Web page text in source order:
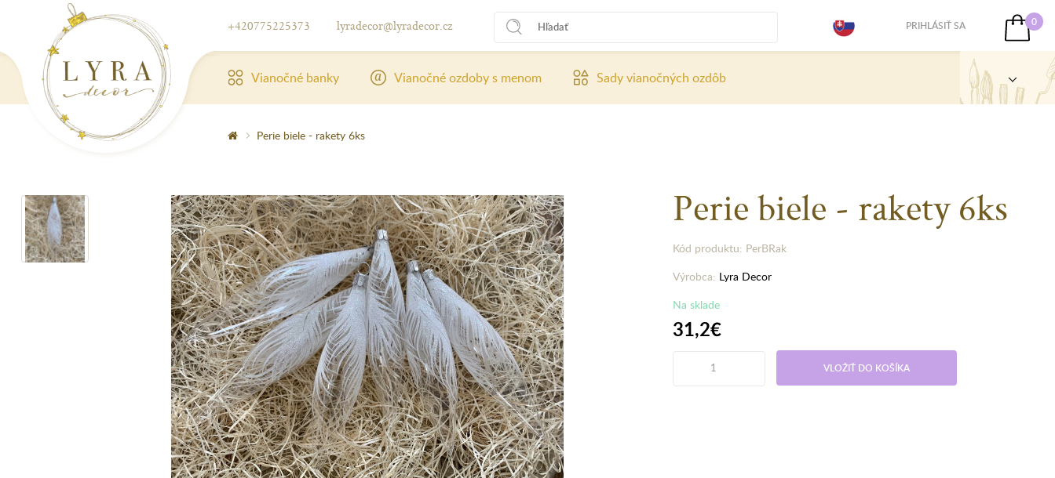
+420775225373 lyradecor@lyradecor.cz PRIHLÁSIŤ SA 0
Vianočné banky Vianočné ozdoby s menom Sady vianočných ozdôb
Perie biele - rakety 6ks
Perie biele - rakety 6ks
Kód produktu: PerBRak
Výrobca: Lyra Decor
Na sklade
31,2€
VLOŽIŤ DO KOŠÍKA